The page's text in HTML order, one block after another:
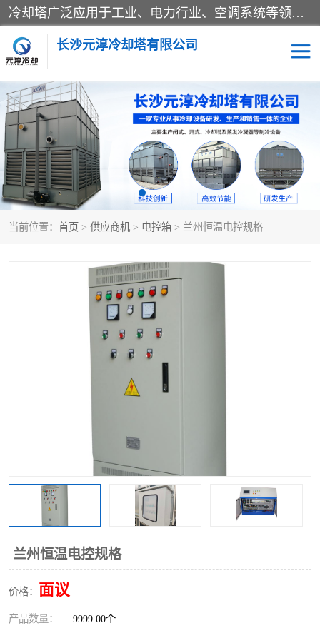
冷却塔广泛应用于工业、电力行业、空调系统等领域。在电力行业中，用于冷却发电机组的循环水；在工业生产中，如化工、冶金等行业，可降低生产过程中产生的热量；在空调系统中，为空调设备提供冷却水源
长沙元淳冷却塔有限公司
当前位置： 首页 > 供应商机 > 电控箱 > 兰州恒温电控规格
兰州恒温电控规格
价格： 面议
产品数量： 9999.00个
方形开式冷却塔 圆形冷却塔
闭式冷却塔 水箱
电控箱 水泵
板式换热器